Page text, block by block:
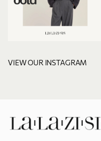
VIEW OUR INSTAGRAM